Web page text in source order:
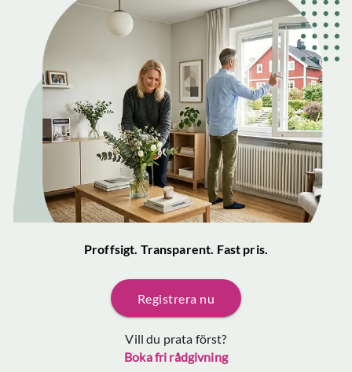
Proffsigt. Transparent. Fast pris.
Registrera nu
Vill du prata först?
Boka fri rådgivning